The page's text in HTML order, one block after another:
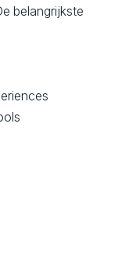
belangrijkste